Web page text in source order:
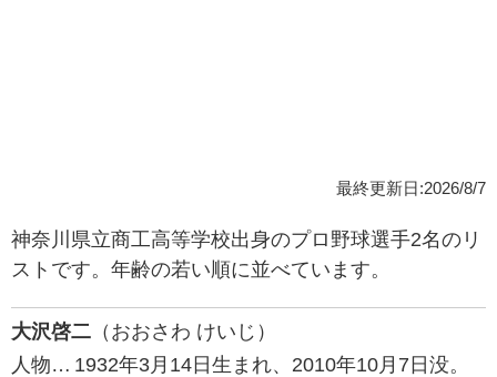
最終更新日:2026/8/7
神奈川県立商工高等学校出身のプロ野球選手2名のリ
ストです。年齢の若い順に並べています。
大沢啓二 （おおさわ けいじ）
人物… 1932年3月14日生まれ、2010年10月7日没。